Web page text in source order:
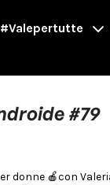
#Valepertutte
#79
donne 🍎con